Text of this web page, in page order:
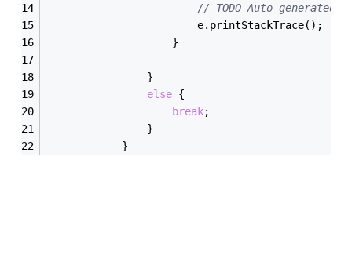
// TODO Auto-generated
						e.printStackTrace();
					}
				}
else {
break;
				}
			}